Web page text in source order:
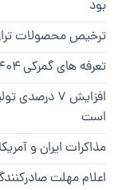
بود
ترخیص محصولات
تعرفه های گمرکی ۱۴۰۴ ابلاغ شد
افزایش ۷
است
مذاکرات ایران و آمریکا؛ ۴ امری که ترامپ به آنها
اعلام مهلت